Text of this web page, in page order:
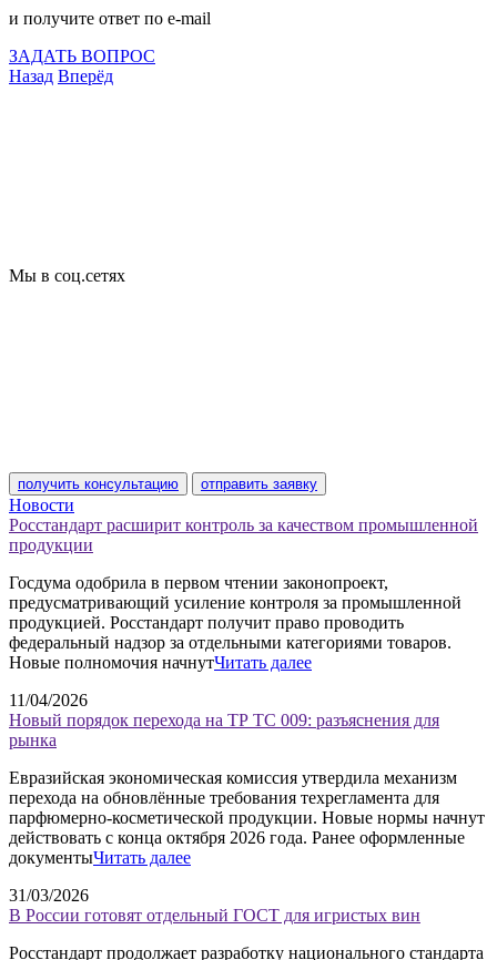
и получите ответ по e-mail
ЗАДАТЬ ВОПРОС
Назад Вперёд
Мы в соц.сетях
получить консультацию отправить заявку
Новости
Росстандарт расширит контроль за качеством промышленной
продукции
Госдума одобрила в первом чтении законопроект,
предусматривающий усиление контроля за промышленной
продукцией. Росстандарт получит право проводить
федеральный надзор за отдельными категориями товаров.
Новые полномочия начнутЧитать далее
11/04/2026
Новый порядок перехода на ТР ТС 009: разъяснения для
рынка
Евразийская экономическая комиссия утвердила механизм
перехода на обновлённые требования техрегламента для
парфюмерно-косметической продукции. Новые нормы начнут
действовать с конца октября 2026 года. Ранее оформленные
документыЧитать далее
31/03/2026
В России готовят отдельный ГОСТ для игристых вин
Росстандарт продолжает разработку национального стандарта